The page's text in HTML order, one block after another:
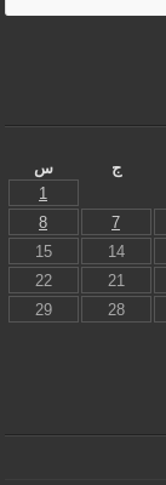
ج
س
1
7
8
14
15
21
22
28
29